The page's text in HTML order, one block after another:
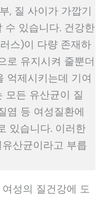
, 질 사이가 가깝기
수 있습니다. 건강한
스)이 다량 존재하
로 유지시켜 줄뿐더
억제시키는데 기여
모든 유산균이 질
염 등 여성질환에
있습니다. 이러한
산균이라고 부릅
성의 질건강에 도